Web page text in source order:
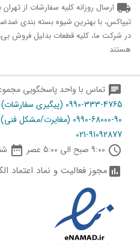
local_shipping ارسال روزانه کلیه سفارشات از
تیپاکس، با بهترین شیوه بسته بندی
در شرکت ما، کلیه قطعات بدلیل فروش
هستند
chat تماس با واحد پاسخگویی
0990-333-4765 (پیگیری سفارشات)
0990-68000-90 (مغایرت/مشکل فنی)
021-91092877
schedule

assessmentمجوز فعالیت و نماد اعتماد